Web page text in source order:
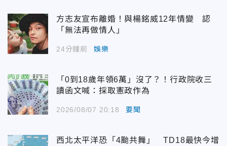
方志友宣布離婚！與楊銘威12年情變 認
「無法再做情人」
24分鐘前 娛樂
「0到18歲年領6萬」沒了？！行政院收三
讀函文喊：採取憲政作為
2026/08/07 20:18 要聞
西北太平洋恐「4颱共舞」 TD18最快今增